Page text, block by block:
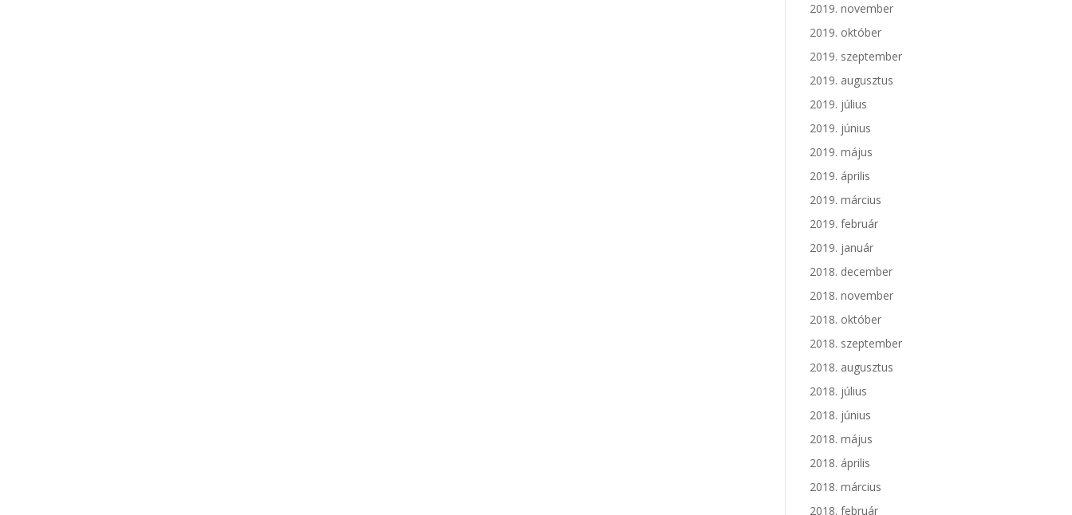
2019. november
2019. október
2019. szeptember
2019. augusztus
2019. július
2019. június
2019. május
2019. április
2019. március
2019. február
2019. január
2018. december
2018. november
2018. október
2018. szeptember
2018. augusztus
2018. július
2018. június
2018. május
2018. április
2018. március
2018. február